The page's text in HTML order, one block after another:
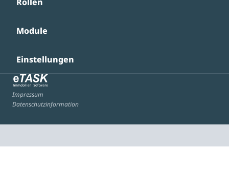
Module
Einstellungen
Impressum
Datenschutzinformation